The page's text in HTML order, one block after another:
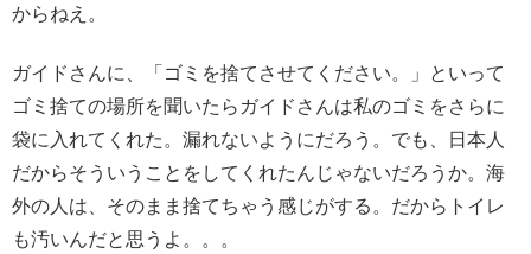
からねえ。
ガイドさんに、「ゴミを捨てさせてください。」といって
ゴミ捨ての場所を聞いたらガイドさんは私のゴミをさらに
袋に入れてくれた。漏れないようにだろう。でも、日本人
だからそういうことをしてくれたんじゃないだろうか。海
外の人は、そのまま捨てちゃう感じがする。だからトイレ
も汚いんだと思うよ。。。